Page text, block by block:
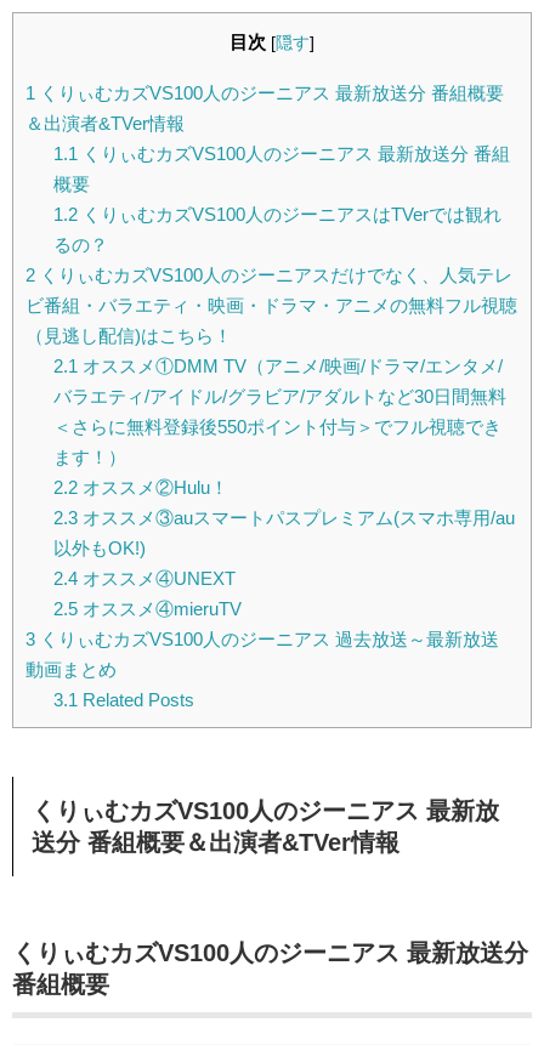
目次 [隠す]
1 くりぃむカズVS100人のジーニアス 最新放送分 番組概要
＆出演者&TVer情報
1.1 くりぃむカズVS100人のジーニアス 最新放送分 番組
概要
1.2くりぃむカズVS100人のジーニアスはTVerでは観れ
るの？
2 くりぃむカズVS100人のジーニアスだけでなく、人気テレ
ビ番組・バラエティ・映画・ドラマ・アニメの無料フル視聴
（見逃し配信)はこちら！
2.1 オススメ①DMM TV（アニメ/映画/ドラマ/エンタメ/
バラエティ/アイドル/グラビア/アダルトなど30日間無料
＜さらに無料登録後550ポイント付与＞でフル視聴でき
ます！）
2.2オススメ②Hulu！
2.3オススメ③auスマートパスプレミアム(スマホ専用/au
以外もOK!)
2.4オススメ④UNEXT
2.5オススメ④mieruTV
3 くりぃむカズVS100人のジーニアス 過去放送～最新放送
動画まとめ
3.1 Related Posts
くりぃむカズVS100人のジーニアス 最新放
送分 番組概要＆出演者&TVer情報
くりぃむカズVS100人のジーニアス 最新放送分
番組概要